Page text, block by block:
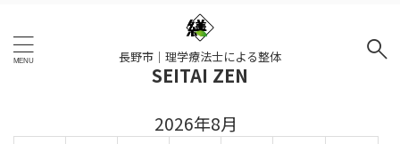
長野市｜理学療法士による整体
SEITAI ZEN
2026年8月